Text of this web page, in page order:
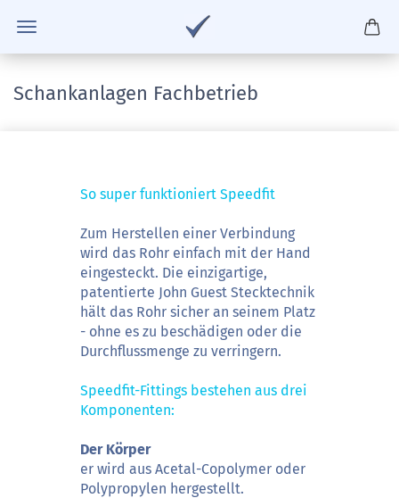
Schankanlagen Fachbetrieb
So super funktioniert Speedfit
Zum Herstellen einer Verbindung
wird das Rohr einfach mit der Hand
eingesteckt. Die einzigartige,
patentierte John Guest Stecktechnik
hält das Rohr sicher an seinem Platz
- ohne es zu beschädigen oder die
Durchflussmenge zu verringern.
Speedfit-Fittings bestehen aus drei
Komponenten:
Der Körper
er wird aus Acetal-Copolymer oder
Polypropylen hergestellt.